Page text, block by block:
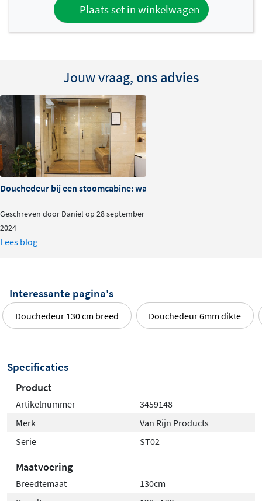
Plaats set in winkelwagen
Jouw vraag, ons advies
Douchedeur bij een stoomcabine: waar op te letten?
Geschreven door Daniel op 28 september
2024
Lees blog
Interessante pagina's
Douchedeur 130 cm breed Douchedeur 6mm dikte
Specificaties
Product
Artikelnummer
3459148
Merk
Van Rijn Products
Serie
ST02
Maatvoering
Breedtemaat
130cm